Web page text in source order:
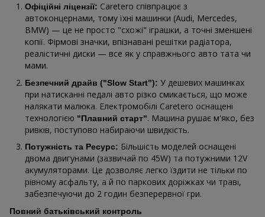
Офіційні ліцензії: Caretero співпрацює з
автоконцернами, тому їхні машинки (Audi, Mercedes,
BMW) — це не просто "схожі" іграшки, а точні зменшені
копії. Фірмові значки, впізнавані решітки радіатора,
реалістичні диски — все як у справжнього авто тата чи
мами.
Безпечний драйв ("Slow Start"): У дешевих машинках
при натисканні педалі авто різко смикається, що може
налякати малюка. Електромобілі Caretero оснащені
технологією "Плавний старт". Машина рушає м'яко, без
ривків, поступово набираючи швидкість.
Потужність та Ресурс: Більшість моделей оснащені
двома двигунами (зазвичай по 45W) та потужними 12V
акумуляторами. Це дозволяє легко їздити не тільки по
рівному асфальту, а й по паркових доріжках чи траві,
забезпечуючи до 2 годин безперервної гри.
Повний батьківський контроль